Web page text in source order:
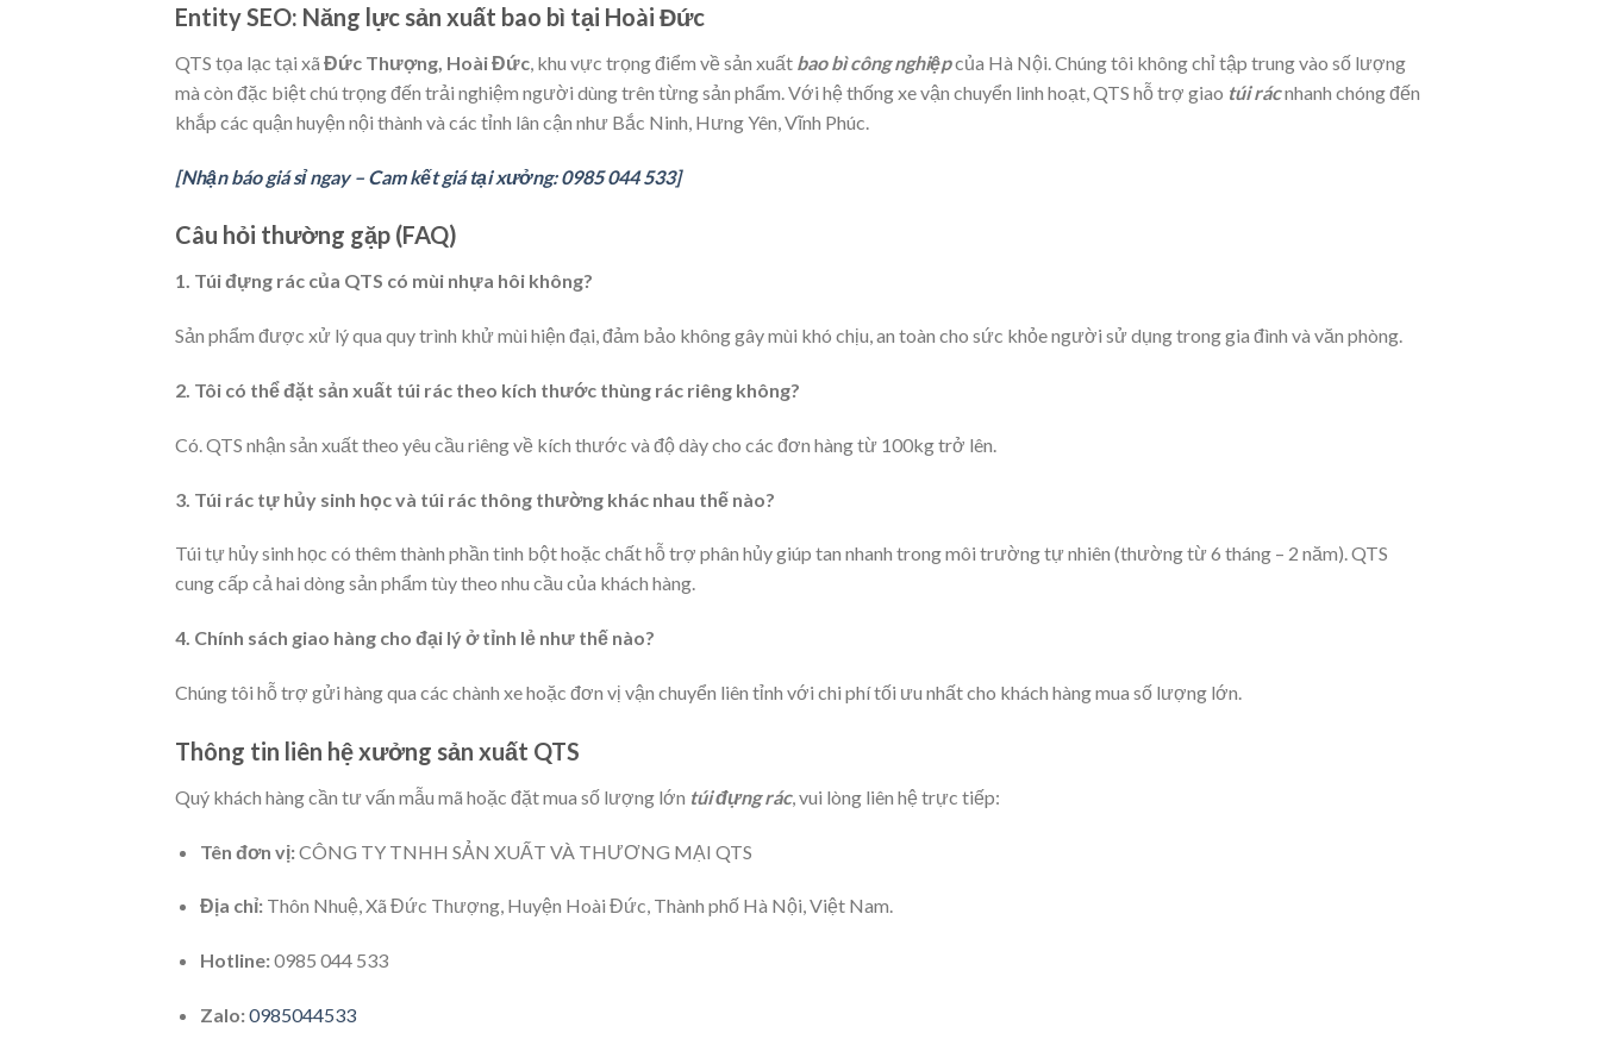
Entity SEO: Năng lực sản xuất bao bì tại Hoài Đức
QTS tọa lạc tại xã Đức Thượng, Hoài Đức, khu vực trọng điểm về sản xuất bao bì công nghiệpcủa Hà Nội. Chúng tôi không chỉ tập trung vào số lượng
mà còn đặc biệt chú trọng đến trải nghiệm người dùng trên từng sản phẩm. Với hệ thống xe vận chuyển linh hoạt, QTS hỗ trợ giao túi rácnhanh chóng đến
khắp các quận huyện nội thành và các tỉnh lân cận như Bắc Ninh, Hưng Yên, Vĩnh Phúc.
[Nhận báo giá sỉ ngay – Cam kết giá tại xưởng: 0985 044 533]
Câu hỏi thường gặp (FAQ)
1. Túi đựng rác của QTS có mùi nhựa hôi không?
Sản phẩm được xử lý qua quy trình khử mùi hiện đại, đảm bảo không gây mùi khó chịu, an toàn cho sức khỏe người sử dụng trong gia đình và văn phòng.
2. Tôi có thể đặt sản xuất túi rác theo kích thước thùng rác riêng không?
Có. QTS nhận sản xuất theo yêu cầu riêng về kích thước và độ dày cho các đơn hàng từ 100kg trở lên.
3. Túi rác tự hủy sinh học và túi rác thông thường khác nhau thế nào?
Túi tự hủy sinh học có thêm thành phần tinh bột hoặc chất hỗ trợ phân hủy giúp tan nhanh trong môi trường tự nhiên (thường từ 6 tháng – 2 năm). QTS
cung cấp cả hai dòng sản phẩm tùy theo nhu cầu của khách hàng.
4. Chính sách giao hàng cho đại lý ở tỉnh lẻ như thế nào?
Chúng tôi hỗ trợ gửi hàng qua các chành xe hoặc đơn vị vận chuyển liên tỉnh với chi phí tối ưu nhất cho khách hàng mua số lượng lớn.
Thông tin liên hệ xưởng sản xuất QTS
Quý khách hàng cần tư vấn mẫu mã hoặc đặt mua số lượng lớn túi đựng rác, vui lòng liên hệ trực tiếp:
Tên đơn vị:CÔNG TY TNHH SẢN XUẤT VÀ THƯƠNG MẠI QTS
Địa chỉ:Thôn Nhuệ, Xã Đức Thượng, Huyện Hoài Đức, Thành phố Hà Nội, Việt Nam.
Hotline:0985 044 533
Zalo:0985044533